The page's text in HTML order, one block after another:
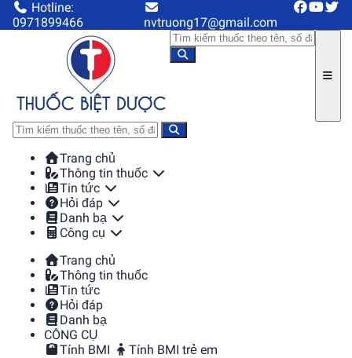
Hotline:
0971899466
nvtruong17@gmail.com
Trang chủ
Thông tin thuốc
Tin tức
Hỏi đáp
Danh bạ
Công cụ
Trang chủ
Thông tin thuốc
Tin tức
Hỏi đáp
Danh bạ
CÔNG CỤ
Tính BMI
Tính BMI trẻ em